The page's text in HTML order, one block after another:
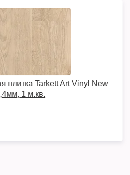
плитка Tarkett Art Vinyl New
1 м.кв.